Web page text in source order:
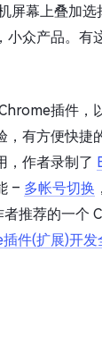
屏幕上叠加选
小众产品。有
插件，
，有方便快捷
，作者录制了
– 多帐号切换
者推荐的一个
件(扩展)开发